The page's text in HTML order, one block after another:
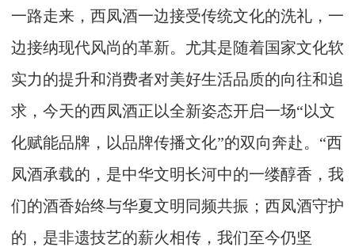
一路走来，西凤酒一边接受传统文化的洗礼，一
边接纳现代风尚的革新。尤其是随着国家文化软
实力的提升和消费者对美好生活品质的向往和追
求，今天的西凤酒正以全新姿态开启一场“以文
化赋能品牌，以品牌传播文化”的双向奔赴。“西
凤酒承载的，是中华文明长河中的一缕醇香，我
们的酒香始终与华夏文明同频共振；西凤酒守护
的，是非遗技艺的薪火相传，我们至今仍坚